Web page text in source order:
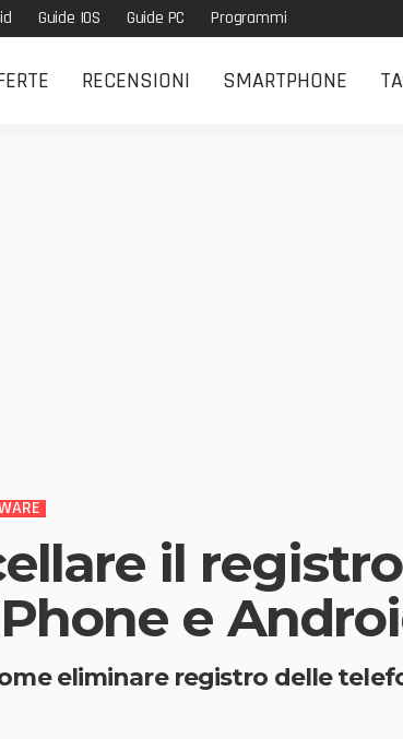
Guide IOS Guide PC Programmi
RECENSIONI SMARTPHONE
il
e
eliminare registro delle